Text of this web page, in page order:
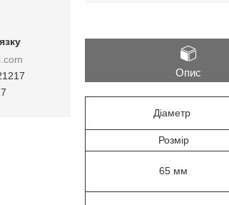
Опис
Діаметр
Розмір
65 мм